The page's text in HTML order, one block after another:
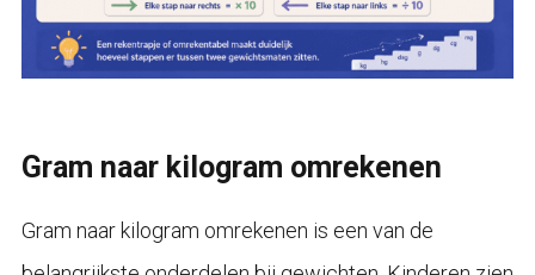
Gram naar kilogram omrekenen
Gram naar kilogram omrekenen is een van de